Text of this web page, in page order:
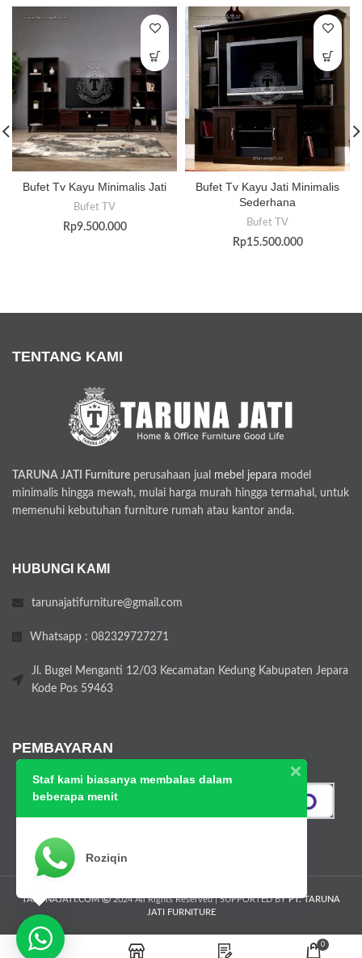
Bufet Tv Kayu Minimalis Jati
Bufet TV
Rp9.500.000
Bufet Tv Kayu Jati Minimalis
Sederhana
Bufet TV
Rp15.500.000
TENTANG KAMI
TARUNA JATI Furniture perusahaan jual mebel jepara model
minimalis hingga mewah, mulai harga murah hingga termahal, untuk
memenuhi kebutuhan furniture rumah atau kantor anda.
HUBUNGI KAMI
tarunajatifurniture@gmail.com
Whatsapp : 082329727271
Jl. Bugel Menganti 12/03 Kecamatan Kedung Kabupaten Jepara
Kode Pos 59463
PEMBAYARAN
TARUNAJATI.COM 2024 All Rights Reserved | SUPPORTED BYPT. TARUNA
JATI FURNITURE
0
Staf kami biasanya membalas dalam
beberapa menit
Roziqin